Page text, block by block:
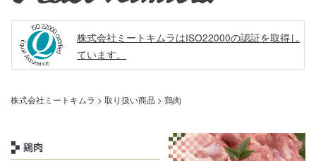
株式会社ミートキムラはISO22000の認証を取得し
ています。
株式会社ミートキムラ > 取り扱い商品 > 鶏肉